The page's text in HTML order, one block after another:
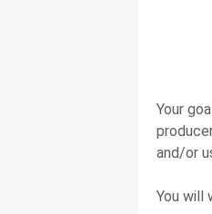
Your
and/or
You will